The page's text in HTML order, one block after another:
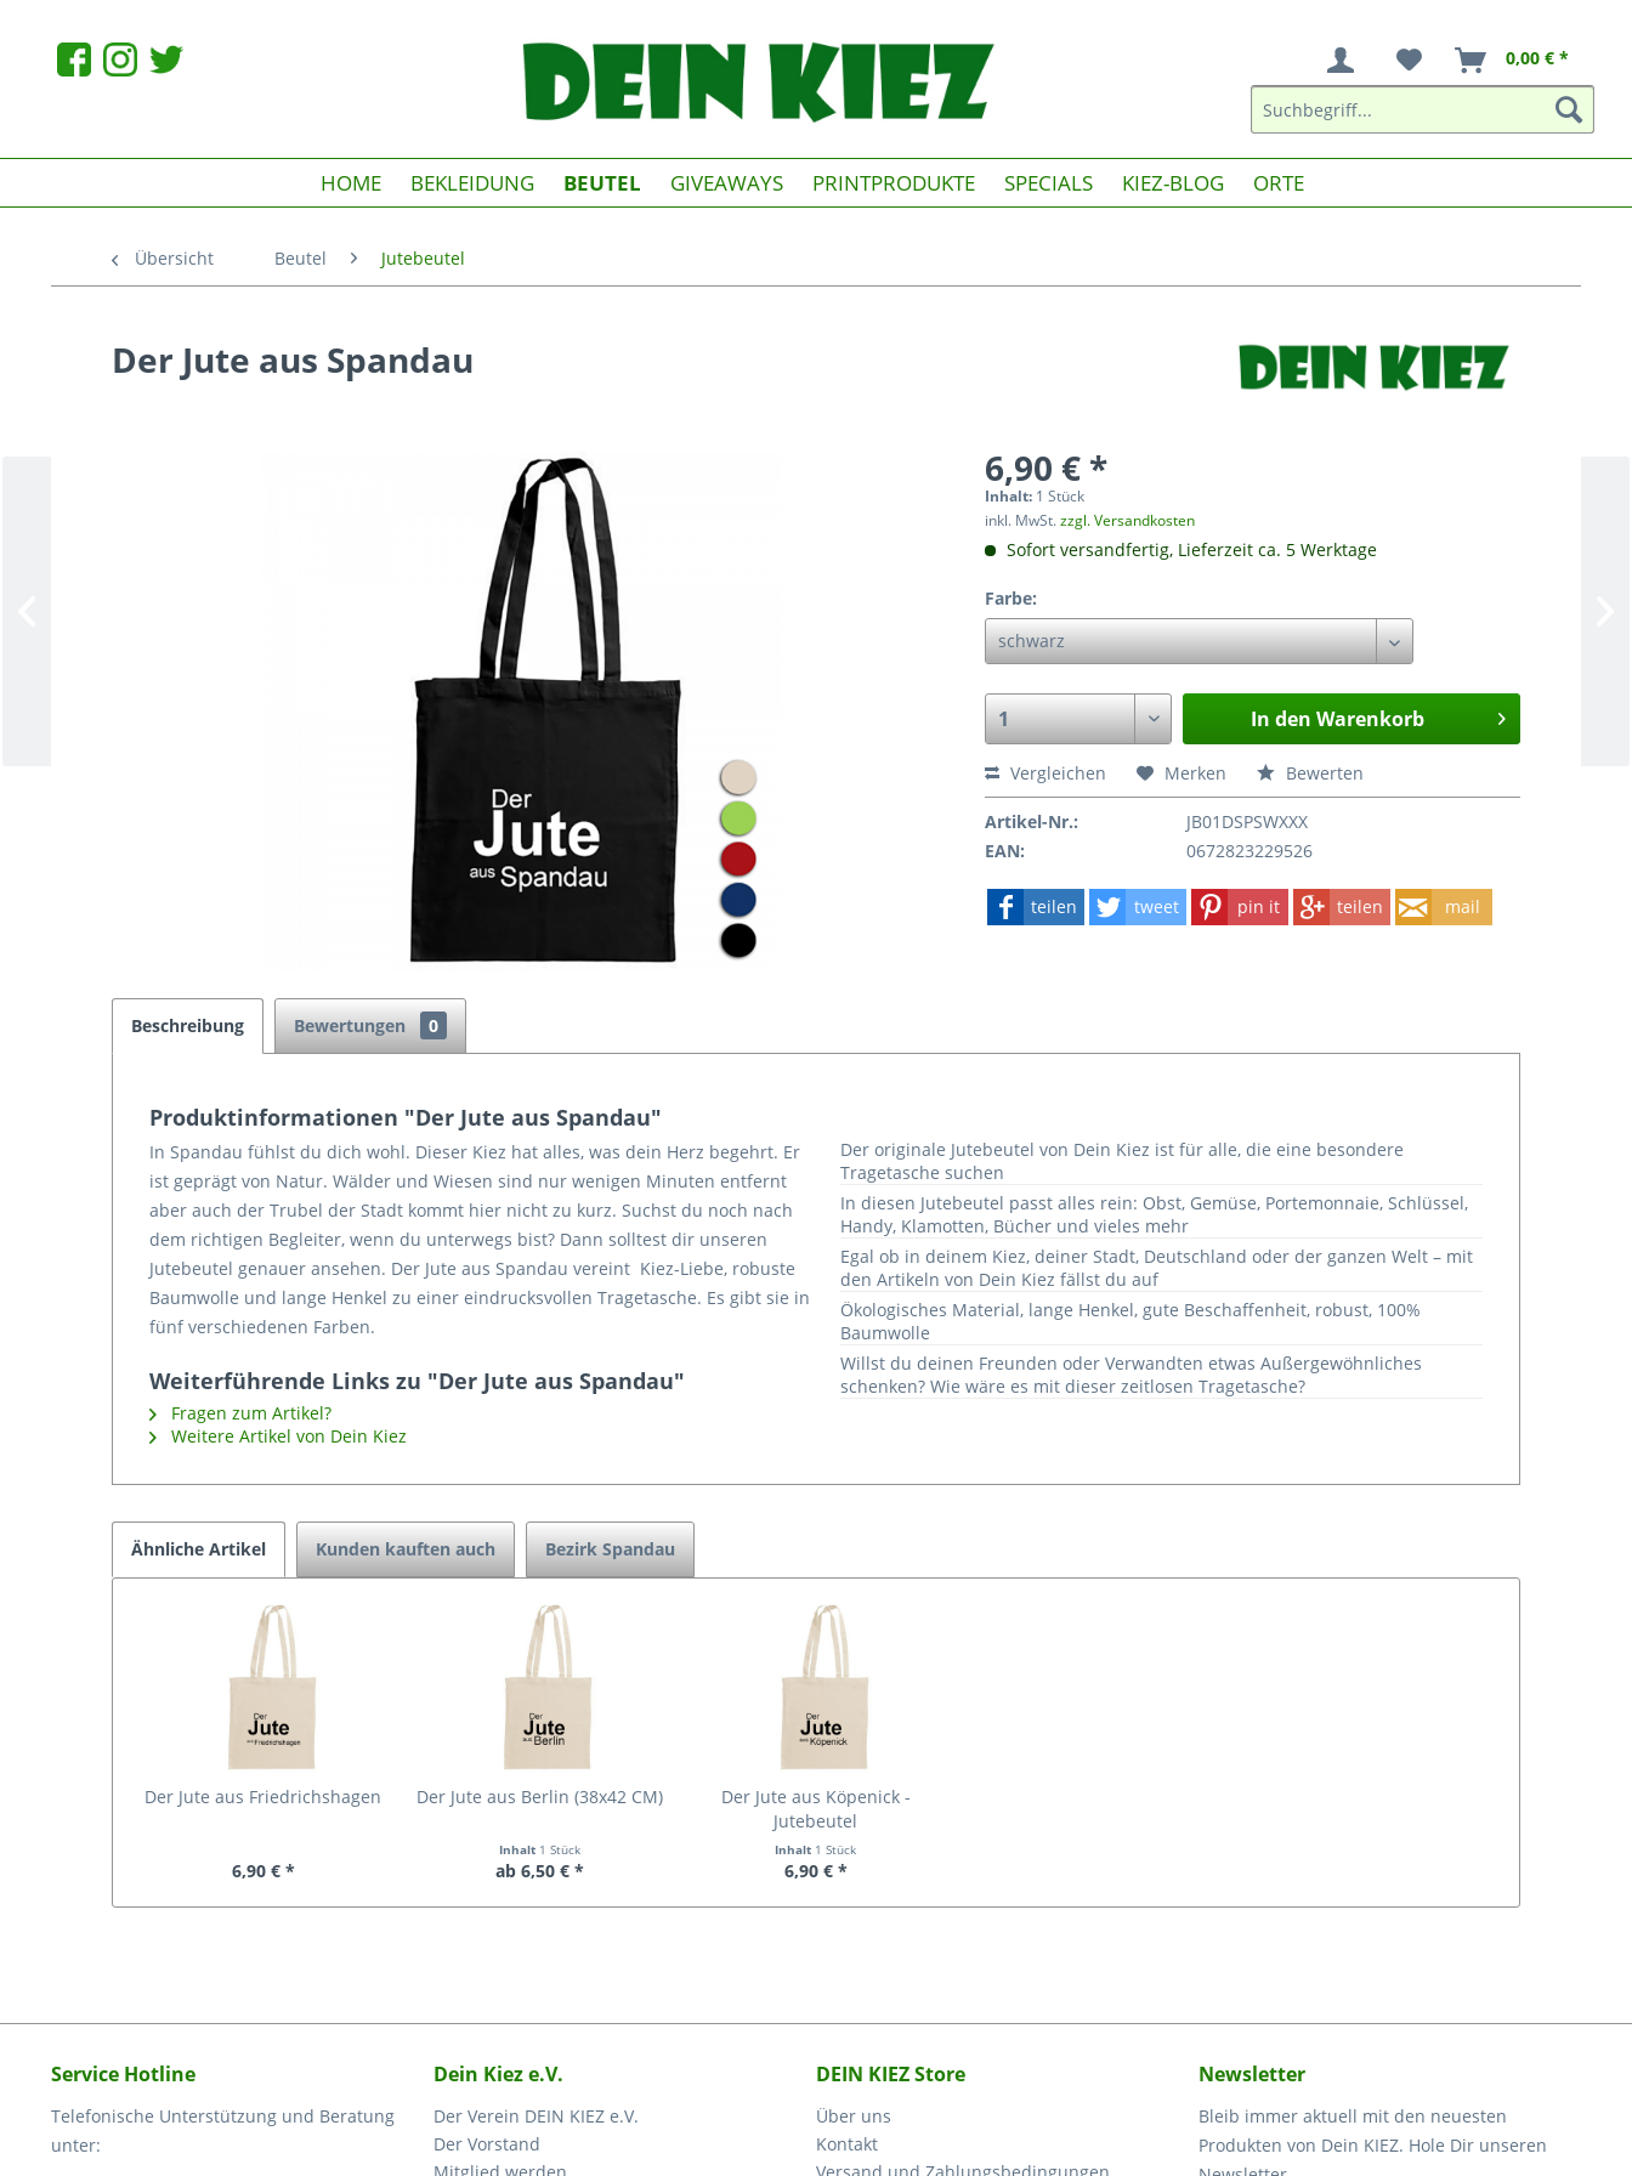
0,00 € *
HOME BEKLEIDUNG BEUTEL GIVEAWAYS PRINTPRODUKTE SPECIALS KIEZ-BLOG ORTE
Übersicht Beutel Jutebeutel
Der Jute aus Spandau
6,90 € *
Inhalt: 1 Stück
inkl. MwSt.zzgl. Versandkosten
Sofort versandfertig, Lieferzeit ca. 5 Werktage
Farbe:
In den Warenkorb
Vergleichen Merken Bewerten
Artikel-Nr.:
JB01DSPSWXXX
EAN:
0672823229526
teilen tweet pin it teilen mail
Beschreibung Bewertungen 0
Produktinformationen "Der Jute aus Spandau"
Der originale Jutebeutel von Dein Kiez ist für alle, die eine besondere
Tragetasche suchen
In diesen Jutebeutel passt alles rein: Obst, Gemüse, Portemonnaie, Schlüssel,
Handy, Klamotten, Bücher und vieles mehr
Egal ob in deinem Kiez, deiner Stadt, Deutschland oder der ganzen Welt – mit
den Artikeln von Dein Kiez fällst du auf
Ökologisches Material, lange Henkel, gute Beschaffenheit, robust, 100%
Baumwolle
Willst du deinen Freunden oder Verwandten etwas Außergewöhnliches
schenken? Wie wäre es mit dieser zeitlosen Tragetasche?
In Spandau fühlst du dich wohl. Dieser Kiez hat alles, was dein Herz begehrt. Er
ist geprägt von Natur. Wälder und Wiesen sind nur wenigen Minuten entfernt
aber auch der Trubel der Stadt kommt hier nicht zu kurz. Suchst du noch nach
dem richtigen Begleiter, wenn du unterwegs bist? Dann solltest dir unseren
Jutebeutel genauer ansehen. Der Jute aus Spandau vereint Kiez-Liebe, robuste
Baumwolle und lange Henkel zu einer eindrucksvollen Tragetasche. Es gibt sie in
fünf verschiedenen Farben.
Weiterführende Links zu "Der Jute aus Spandau"
Fragen zum Artikel?
Weitere Artikel von Dein Kiez
Ähnliche Artikel Kunden kauften auch Bezirk Spandau
Der Jute aus Friedrichshagen
6,90 € *
Der Jute aus Berlin (38x42 CM)
Inhalt 1 Stück
ab 6,50 € *
Der Jute aus Köpenick -
Jutebeutel
Inhalt 1 Stück
6,90 € *
Service Hotline
Telefonische Unterstützung und Beratung
unter:
Dein Kiez e.V.
Der Verein DEIN KIEZ e.V.
Der Vorstand
DEIN KIEZ Store
Über uns
Kontakt
Newsletter
Bleib immer aktuell mit den neuesten
Produkten von Dein KIEZ. Hole Dir unseren